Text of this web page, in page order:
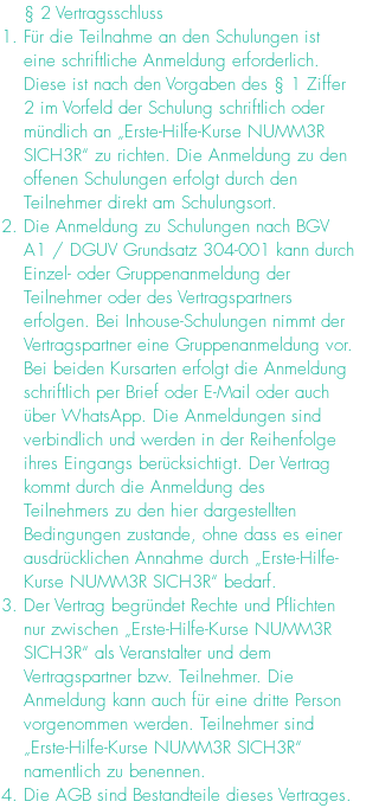
§ 2 Vertragsschluss
Für die Teilnahme an den Schulungen ist
eine schriftliche Anmeldung erforderlich.
Diese ist nach den Vorgaben des § 1 Ziffer
2 im Vorfeld der Schulung schriftlich oder
mündlich an „Erste-Hilfe-Kurse NUMM3R
SICH3R“ zu richten. Die Anmeldung zu den
offenen Schulungen erfolgt durch den
Teilnehmer direkt am Schulungsort.
Die Anmeldung zu Schulungen nach BGV
A1 / DGUV Grundsatz 304-001 kann durch
Einzel- oder Gruppenanmeldung der
Teilnehmer oder des Vertragspartners
erfolgen. Bei Inhouse-Schulungen nimmt der
Vertragspartner eine Gruppenanmeldung vor.
Bei beiden Kursarten erfolgt die Anmeldung
schriftlich per Brief oder E-Mail oder auch
über WhatsApp. Die Anmeldungen sind
verbindlich und werden in der Reihenfolge
ihres Eingangs berücksichtigt. Der Vertrag
kommt durch die Anmeldung des
Teilnehmers zu den hier dargestellten
Bedingungen zustande, ohne dass es einer
ausdrücklichen Annahme durch „Erste-Hilfe-
Kurse NUMM3R SICH3R“ bedarf.
Der Vertrag begründet Rechte und Pflichten
nur zwischen „Erste-Hilfe-Kurse NUMM3R
SICH3R“ als Veranstalter und dem
Vertragspartner bzw. Teilnehmer. Die
Anmeldung kann auch für eine dritte Person
vorgenommen werden. Teilnehmer sind
„Erste-Hilfe-Kurse NUMM3R SICH3R“
namentlich zu benennen.
Die AGB sind Bestandteile dieses Vertrages.